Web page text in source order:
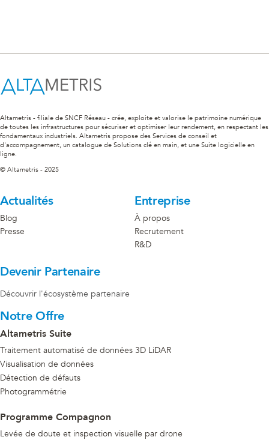
Altametris - filiale de SNCF Réseau - crée, exploite et valorise le patrimoine numérique
de toutes les infrastructures pour sécuriser et optimiser leur rendement, en respectant les
fondamentaux industriels. Altametris propose des Services de conseil et
d'accompagnement, un catalogue de Solutions clé en main, et une Suite logicielle en
ligne.
© Altametris - 2025
Actualités
Blog
Presse
Entreprise
À propos
Recrutement
R&D
Devenir Partenaire
Découvrir l'écosystème partenaire
Notre Offre
Altametris Suite
Traitement automatisé de données 3D LiDAR
Visualisation de données
Détection de défauts
Photogrammétrie
Programme Compagnon
Levée de doute et inspection visuelle par drone